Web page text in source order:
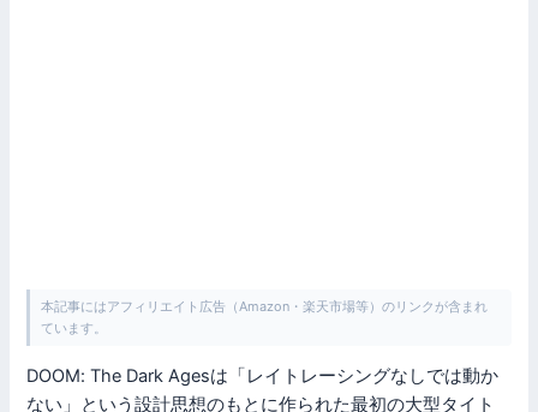
本記事にはアフィリエイト広告（Amazon・楽天市場等）のリンクが含まれ
ています。
DOOM: The Dark Agesは「レイトレーシングなしでは動か
ない」という設計思想のもとに作られた最初の大型タイト